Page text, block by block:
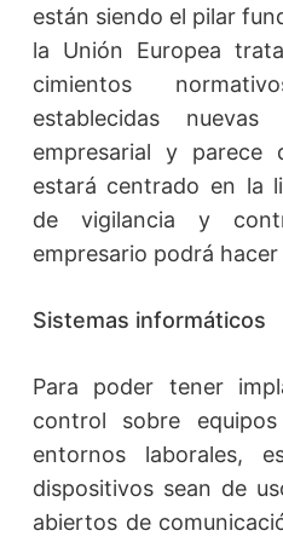
están siendo el pilar
la Unión Europea
cimientos
establecidas
empresarial y
estará centrado en la
de vigilancia y
empresario podrá hacer
Sistemas informáticos
Para poder tener
control sobre
entornos laborales,
dispositivos sean de
abiertos de